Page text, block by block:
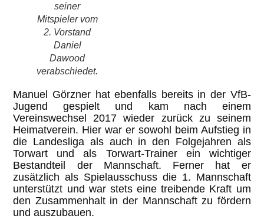
seiner
Mitspieler vom
2. Vorstand
Daniel
Dawood
verabschiedet.
Manuel Görzner hat ebenfalls bereits in der VfB-
Jugend gespielt und kam nach einem
Vereinswechsel 2017 wieder zurück zu seinem
Heimatverein. Hier war er sowohl beim Aufstieg in
die Landesliga als auch in den Folgejahren als
Torwart und als Torwart-Trainer ein wichtiger
Bestandteil der Mannschaft. Ferner hat er
zusätzlich als Spielausschuss die 1. Mannschaft
unterstützt und war stets eine treibende Kraft um
den Zusammenhalt in der Mannschaft zu fördern
und auszubauen.